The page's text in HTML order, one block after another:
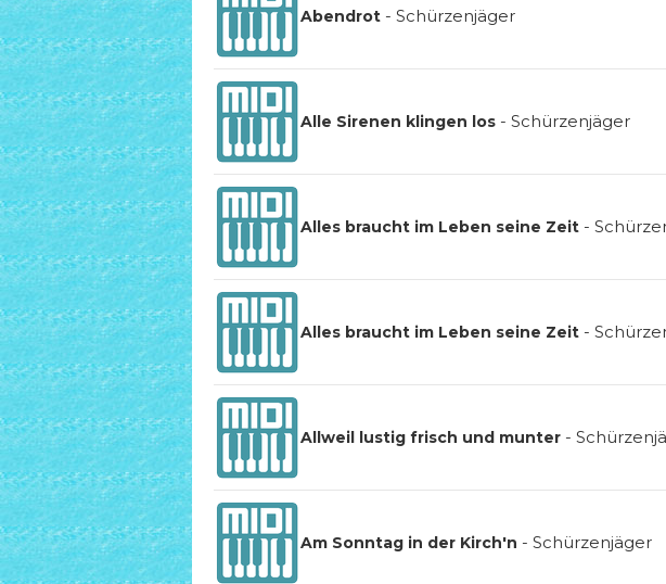
Abendrot- Schürzenjäger
Alle Sirenen klingen los- Schürzenjäger
Alles braucht im Leben seine Zeit-
Alles braucht im Leben seine Zeit-
Allweil lustig frisch und munter-
Am Sonntag in der Kirch'n - Schürzenjäger